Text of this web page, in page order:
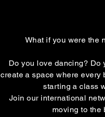
What if you were the
Do you love dancing? Do
create a space where every
starting a class
Join our international
moving to the